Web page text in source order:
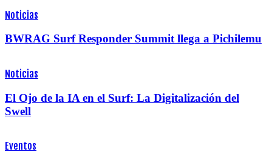
Noticias
BWRAG Surf Responder Summit llega a Pichilemu
Noticias
El Ojo de la IA en el Surf: La Digitalización del
Swell
Eventos